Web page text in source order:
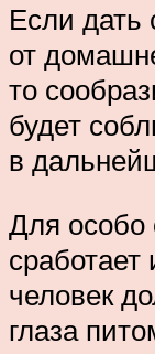
Если дать
от
то
будет
в
Для особо
сработает
человек
глаза